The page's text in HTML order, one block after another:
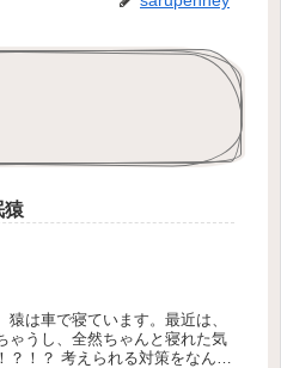
猿
は車で寝ています。最近は、
ゃうし、全然ちゃんと寝れた気
！？ 考えられる対策をなんっ